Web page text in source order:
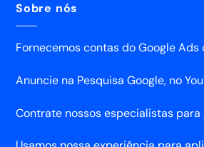
Sobre nós
Fornecemos contas do Google
Anuncie na Pesquisa Google, no
Contrate nossos especialistas